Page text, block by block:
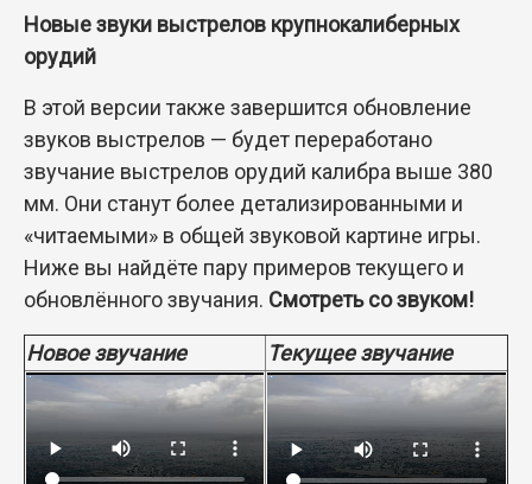
Новые звуки выстрелов крупнокалиберных
орудий
В этой версии также завершится обновление
звуков выстрелов — будет переработано
звучание выстрелов орудий калибра выше 380
мм. Они станут более детализированными и
«читаемыми» в общей звуковой картине игры.
Ниже вы найдёте пару примеров текущего и
обновлённого звучания. Смотреть со звуком!
Новое звучание Текущее звучание